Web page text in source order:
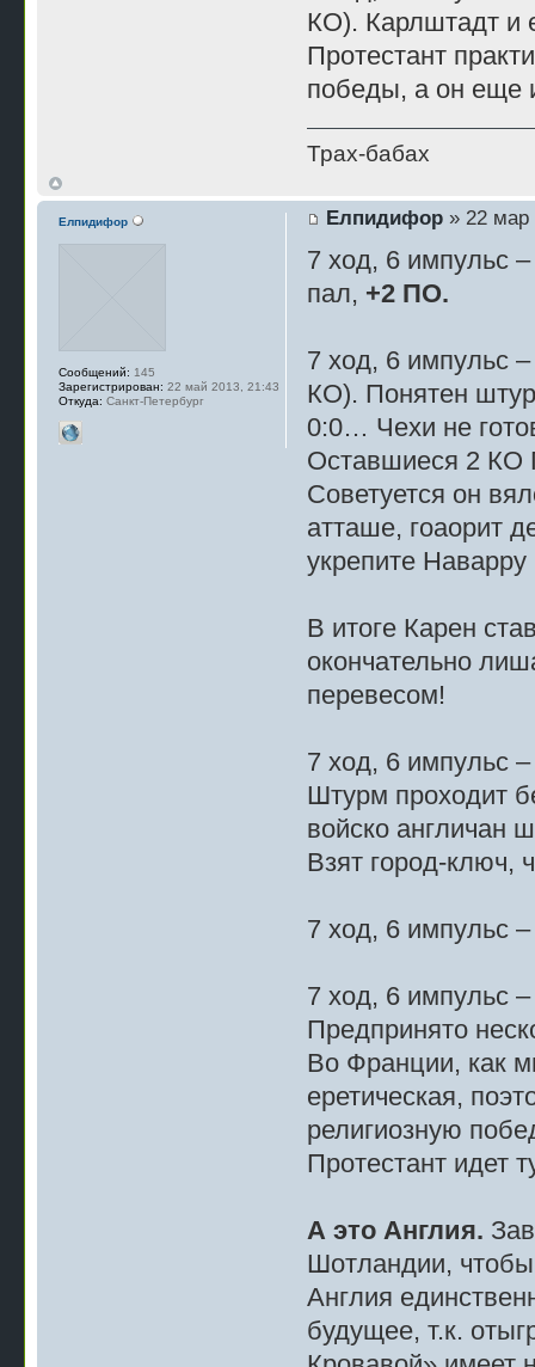
КО). Карлштадт и
Протестант
победы, а он еще
Трах-бабах
Елпидифор» 22 мар
7 ход, 6 импульс
пал, +2 ПО.
7 ход, 6 импульс
КО). Понятен
0:0… Чехи не
Оставшиеся 2 КО
Советуется он
атташе, гоаорит
укрепите Наварру
В итоге Карен
окончательно
перевесом!
7 ход, 6 импульс
Штурм проходит
войско англичан
Взят город-ключ,
7 ход, 6 импульс
7 ход, 6 импульс
Предпринято
Во Франции, как
еретическая,
религиозную
Протестант идет
А это Англия.
Шотландии,
Англия
будущее, т.к.
Елпидифор
Сообщений: 145
Зарегистрирован: 22 май 2013, 21:43
Откуда: Санкт-Петербург